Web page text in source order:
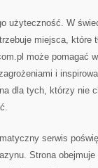
użyteczność. W
miejsca, które
może pomagać
i
dla tych, którzy nie
serwis
Strona